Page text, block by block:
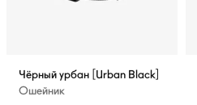
Чёрный урбан [Urban Black]
Ошейник